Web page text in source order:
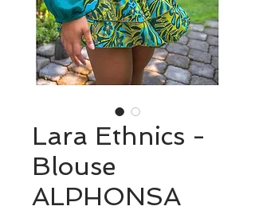
Lara Ethnics -
Blouse
ALPHONSA